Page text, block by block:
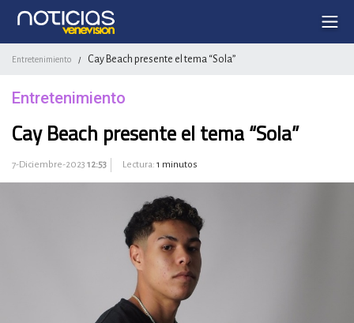
Entretenimiento / Cay Beach presente el tema “Sola”
Entretenimiento
Cay Beach presente el tema “Sola”
7-Diciembre-2023 12:53 Lectura: 1 minutos